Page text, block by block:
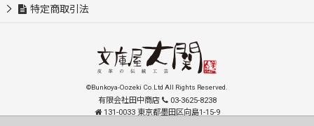
特定商取引法
©Bunkoya-Oozeki Co.Ltd All Rights Reserved.
有限会社田中商店
03-3625-8238
131-0033 東京都墨田区向島1-15-9